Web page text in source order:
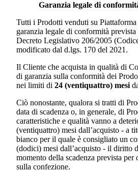
Garanzia legale di
Tutti i Prodotti venduti su
garanzia legale di conformità
Decreto Legislativo 206/2005
modificato dal d.lgs. 170 del 2021.
Il Cliente che acquista in qualità di
di garanzia sulla conformità dei
nei limiti di 24 (ventiquattro) mesi
Ciò nonostante, qualora si tratti di
data di scadenza o, in generale, di
caratteristiche e qualità vanno a
(ventiquattro) mesi dall’acquisto - a
bianco per il quale è consigliato un
(dodici) mesi dall’acquisto - il diritto
momento della scadenza prevista per
sulla confezione.